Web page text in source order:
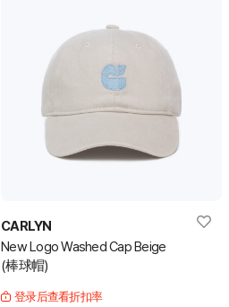
CARLYN
New Logo Washed Cap Beige
(棒球帽)
登录后查看折扣率